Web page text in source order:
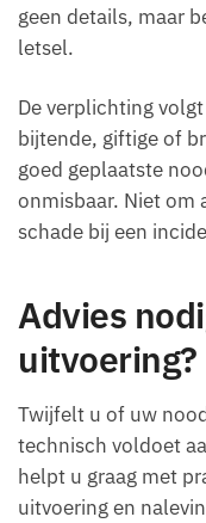
geen details, maar
letsel.
De verplichting
bijtende, giftige of
goed geplaatste
onmisbaar. Niet om
schade bij een
Advies
uitvoering?
Twijfelt u of uw
technisch voldoet
helpt u graag met
uitvoering en